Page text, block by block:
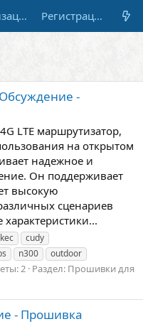
Авторизация Регистрация
Обсуждение -
LTE маршрутизатор,
на открытом
надежное и
Он поддерживает
высокую
сценариев
cudy
n300
outdoor
2 Раздел: Прошивки для
- Прошивка